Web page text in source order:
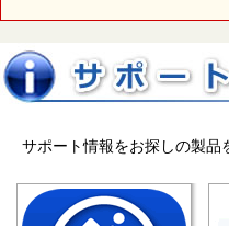
サポート情報をお探しの製品